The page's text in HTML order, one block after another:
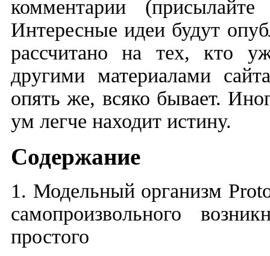
комментарии
Интересные идеи будут
рассчитано на тех, кто
другими материалами
опять же, всяко бывает.
ум легче находит истину.
Содержание
1. Модельный организм
самопроизвольного
простого